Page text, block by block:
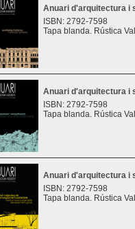
Anuari d'arquitectura i
ISBN: 2792-7598
Tapa blanda. Rústica
Anuari d'arquitectura i
ISBN: 2792-7598
Tapa blanda. Rústica
Anuari d'arquitectura i
ISBN: 2792-7598
Tapa blanda. Rústica